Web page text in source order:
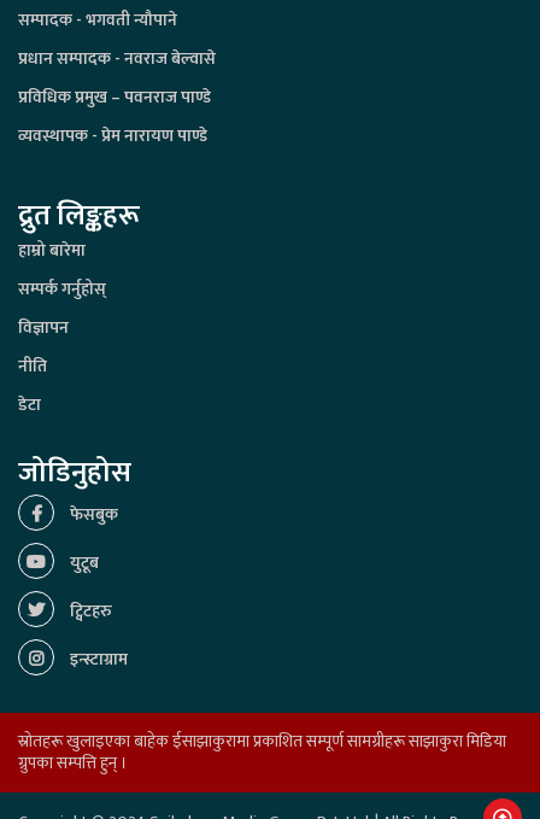
सम्पादक - भगवती न्यौपाने
प्रधान सम्पादक - नवराज बेल्वासे
प्रविधिक प्रमुख – पवनराज पाण्डे
व्यवस्थापक - प्रेम नारायण पाण्डे
द्रुत लिङ्कहरू
हाम्रो बारेमा
सम्पर्क गर्नुहोस्
विज्ञापन
नीति
डेटा
जोडिनुहोस
फेसबुक
युटूब
ट्विटहरु
इन्स्टाग्राम
स्रोतहरू खुलाइएका बाहेक ईसाझाकुरामा प्रकाशित सम्पूर्ण सामग्रीहरू साझाकुरा मिडिया
ग्रुपका सम्पत्ति हुन् ।